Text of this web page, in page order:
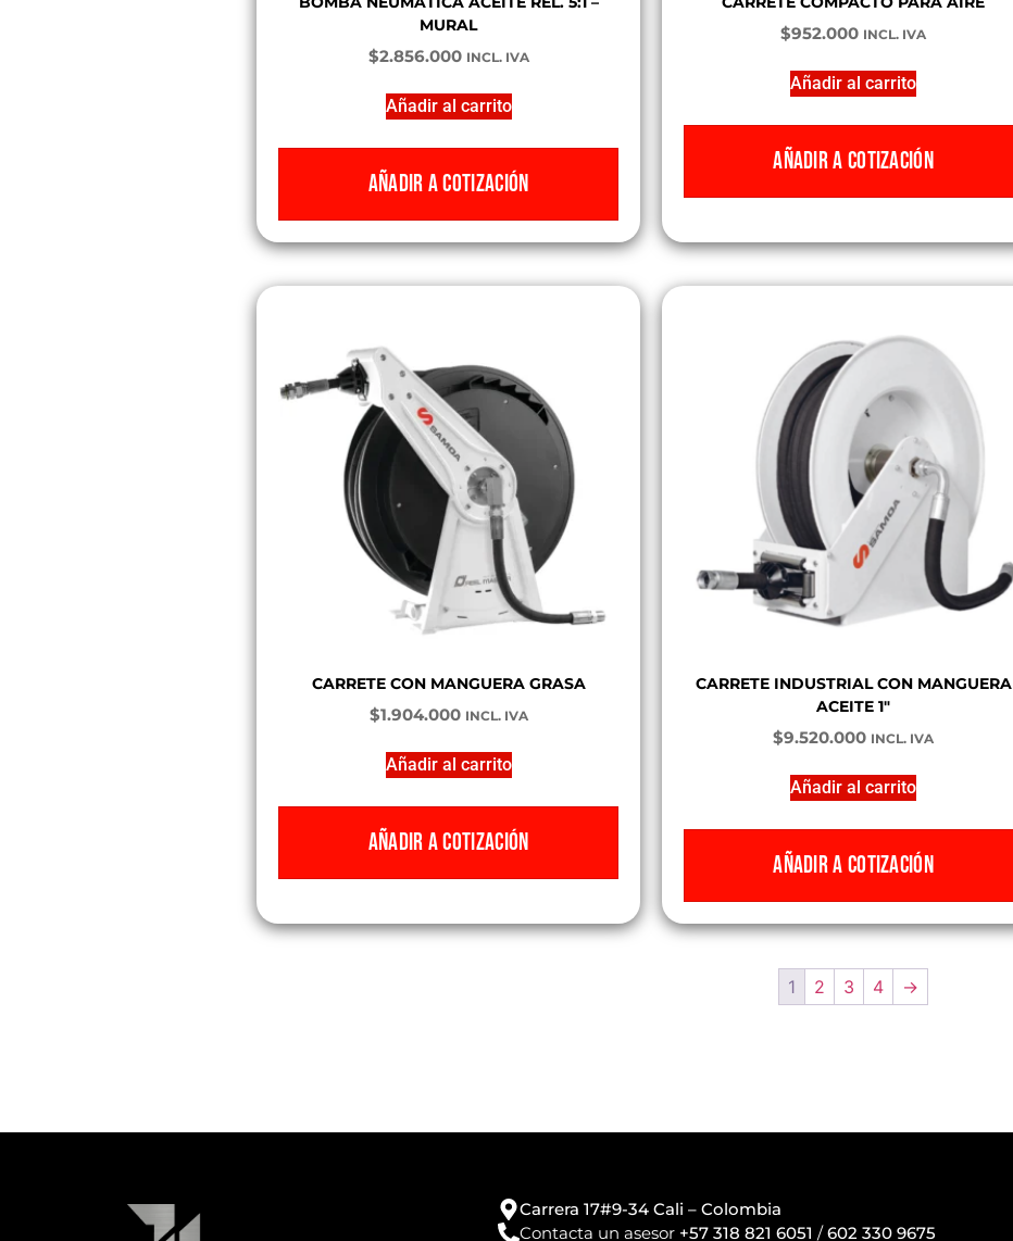
MURAL
$2.856.000 INCL. IVA
Añadir al carrito
AÑADIR A COTIZACIÓN
$952.000 INCL. IVA
Añadir al carrito
AÑADIR A COTIZACIÓN
CARRETE CON MANGUERA GRASA
$1.904.000 INCL. IVA
Añadir al carrito
AÑADIR A COTIZACIÓN
CARRETE INDUSTRIAL CON MANGUERA
ACEITE 1″
$9.520.000 INCL. IVA
Añadir al carrito
AÑADIR A COTIZACIÓN
1 2 3 4 →
Carrera 17#9-34 Cali – Colombia
Contacta un asesor +57 318 821 6051 /602 330 9675